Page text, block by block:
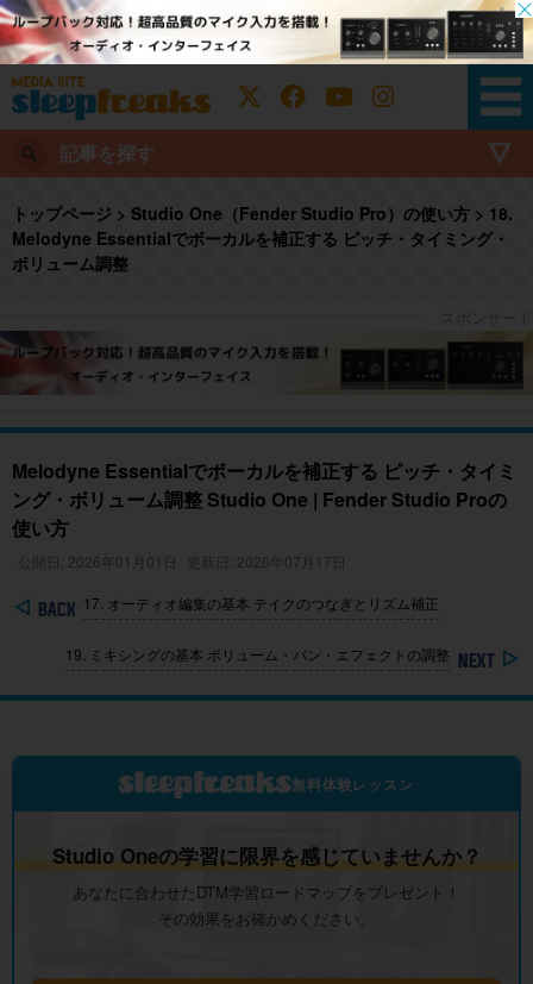
記事を探す
トップページ > Studio One（Fender Studio Pro）の使い方 > 18.
Melodyne Essentialでボーカルを補正する ピッチ・タイミング・
ボリューム調整
Melodyne Essentialでボーカルを補正する ピッチ・タイミ
ング・ボリューム調整 Studio One | Fender Studio Proの
使い方
公開日: 2026年01月01日 更新日: 2026年07月17日
17. オーディオ編集の基本 テイクのつなぎとリズム補正
19. ミキシングの基本 ボリューム・パン・エフェクトの調整
無料体験レッスン
Studio Oneの学習に限界を感じていませんか？
あなたに合わせたDTM学習ロードマップをプレゼント！
その効果をお確かめください。